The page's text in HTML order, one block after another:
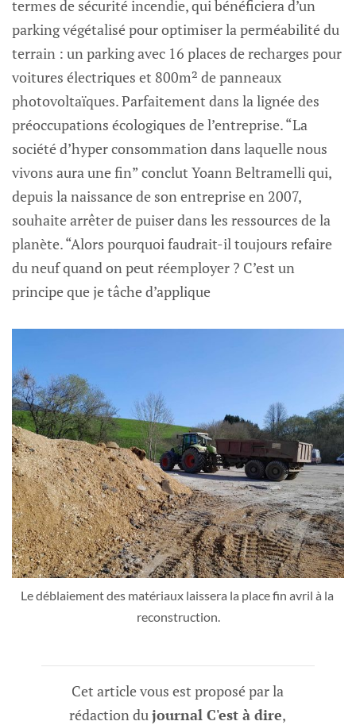
termes de sécurité incendie, qui bénéficiera d’un
parking végétalisé pour optimiser la perméabilité du
terrain : un parking avec 16 places de recharges pour
voitures électriques et 800m² de panneaux
photovoltaïques. Parfaitement dans la lignée des
préoccupations écologiques de l’entreprise. “La
société d’hyper consommation dans laquelle nous
vivons aura une fin” conclut Yoann Beltramelli qui,
depuis la naissance de son entreprise en 2007,
souhaite arrêter de puiser dans les ressources de la
planète. “Alors pourquoi faudrait-il toujours refaire
du neuf quand on peut réemployer ? C’est un
principe que je tâche d’applique
Le déblaiement des matériaux laissera la place fin avril à la
reconstruction.
Cet article vous est proposé par la
rédaction dujournal C'est à dire,